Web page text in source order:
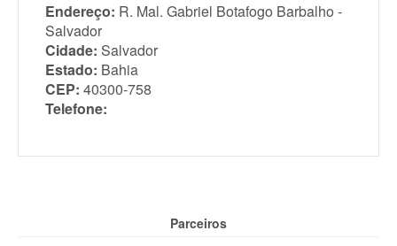
Endereço: R. Mal. Gabriel Botafogo Barbalho -
Salvador
Cidade: Salvador
Estado: Bahia
CEP: 40300-758
Telefone:
Parceiros